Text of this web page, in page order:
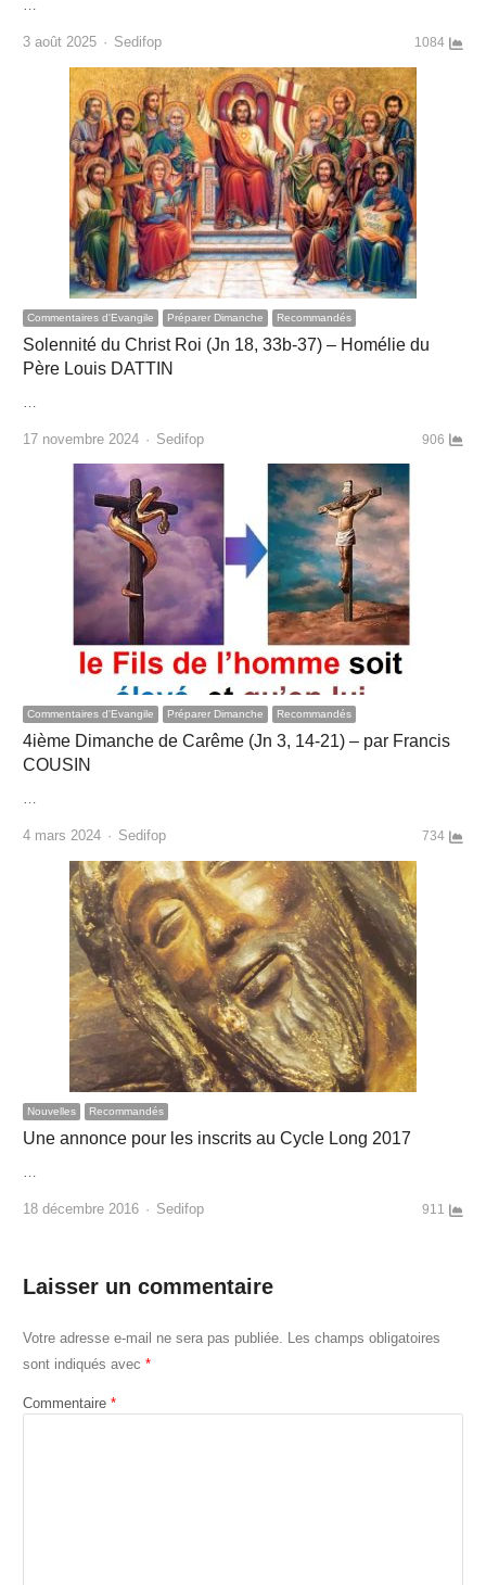
3 août 2025 Author
Sedifop 1084
Commentaires d'Evangile Préparer Dimanche Recommandés
Solennité du Christ Roi (Jn 18, 33b-37) – Homélie du
Père Louis DATTIN
17 novembre 2024 Author
Sedifop 906
Commentaires d'Evangile Préparer Dimanche Recommandés
4ième Dimanche de Carême (Jn 3, 14-21) – par Francis
COUSIN
…
4 mars 2024 Author
Sedifop 734
Nouvelles Recommandés
Une annonce pour les inscrits au Cycle Long 2017
…
18 décembre 2016 Author
Sedifop 911
Laisser un commentaire
Votre adresse e-mail ne sera pas publiée.
Les champs obligatoires
sont indiqués avec *
Commentaire *